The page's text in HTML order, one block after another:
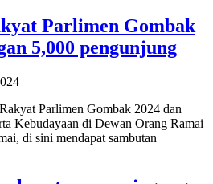
Parlimen Gombak
5,000 pengunjung
Parlimen Gombak 2024 dan
Kebudayaan di Dewan Orang Ramai
di sini mendapat sambutan